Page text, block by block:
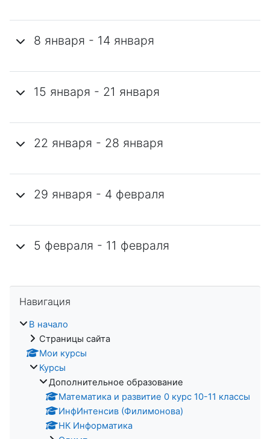
8 января - 14 января
15 января - 21 января
22 января - 28 января
29 января - 4 февраля
5 февраля - 11 февраля
Навигация
В начало
Страницы сайта
Мои курсы
Курсы
Дополнительное образование
Математика и развитие 0 курс 10-11 классы
ИнфИнтенсив (Филимонова)
НК Информатика